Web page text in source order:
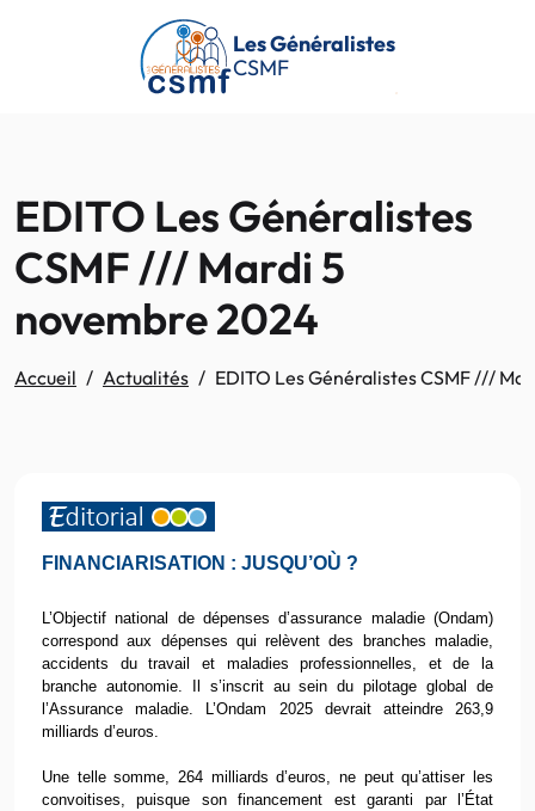
Passer au contenu principal
Les Généralistes
CSMF
EDITO Les Généralistes
CSMF /// Mardi 5
novembre 2024
Accueil Actualités EDITO Les Généralistes CSMF ///
FINANCIARISATION : JUSQU’OÙ ?
L’Objectif national de dépenses d’assurance maladie (Ondam)
correspond aux dépenses qui relèvent des branches maladie,
accidents du travail et maladies professionnelles, et de la
branche autonomie. Il s’inscrit au sein du pilotage global de
l’Assurance maladie. L’Ondam 2025 devrait atteindre 263,9
milliards d’euros.
Une telle somme, 264 milliards d’euros, ne peut qu’attiser les
convoitises, puisque son financement est garanti par l’État